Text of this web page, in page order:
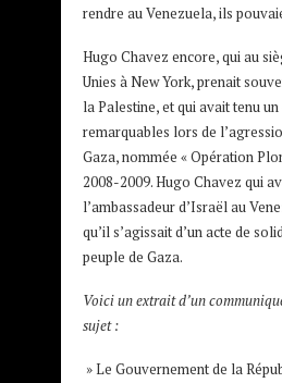
rendre au Venezuela, ils
Hugo Chavez encore, qui au
Unies à New York, prenait
la Palestine, et qui avait tenu
remarquables lors de
Gaza, nommée « Opération
2008-2009. Hugo Chavez qui
l’ambassadeur d’Israël au
qu’il s’agissait d’un acte de
peuple de Gaza.
Voici un extrait d’un
sujet :
» Le Gouvernement de la